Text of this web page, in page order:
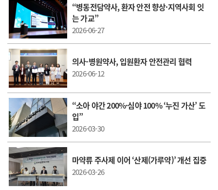
“병동전담약사, 환자 안전 향상·지역사회 잇
는 가교”
2026-06-27
의사-병원약사, 입원환자 안전관리 협력
2026-06-12
“소아 야간 200%·심야 100% ‘누진 가산’ 도
입”
2026-03-30
마약류 주사제 이어 ‘산제(가루약)’ 개선 집중
2026-03-26